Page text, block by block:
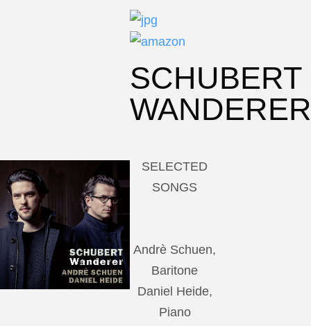
SCHUBERT
WANDERER
SELECTED
SONGS
Andrè Schuen,
Baritone
Daniel Heide,
Piano